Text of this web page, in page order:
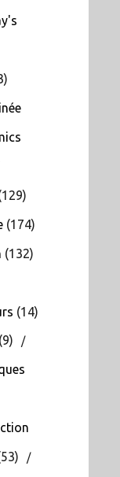
(174)
(132)
(14)